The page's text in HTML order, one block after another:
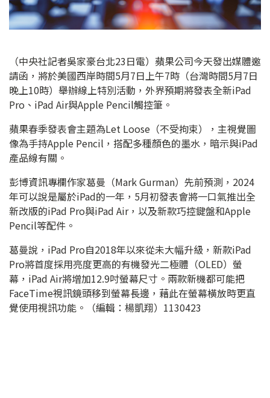
（中央社記者吳家豪台北23日電）蘋果公司今天發出媒體邀
請函，將於美國西岸時間5月7日上午7時（台灣時間5月7日
晚上10時）舉辦線上特別活動，外界預期將發表全新iPad
Pro、iPad Air與Apple Pencil觸控筆。
蘋果春季發表會主題為Let Loose（不受拘束），主視覺圖
像為手持Apple Pencil，搭配多種顏色的墨水，暗示與iPad
產品線有關。
彭博資訊專欄作家葛曼（Mark Gurman）先前預測，2024
年可以說是屬於iPad的一年，5月初發表會將一口氣推出全
新改版的iPad Pro與iPad Air，以及新款巧控鍵盤和Apple
Pencil等配件。
葛曼說，iPad Pro自2018年以來從未大幅升級，新款iPad
Pro將首度採用亮度更高的有機發光二極體（OLED）螢
幕，iPad Air將增加12.9吋螢幕尺寸。兩款新機都可能把
FaceTime視訊鏡頭移到螢幕長邊，藉此在螢幕橫放時更直
覺使用視訊功能。（編輯：楊凱翔）1130423